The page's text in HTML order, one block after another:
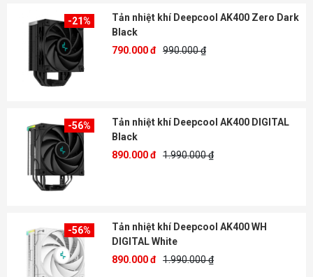
-21%
Tản nhiệt khí Deepcool AK400 Zero Dark
Black
790.000 đ 990.000 ₫
-56%
Tản nhiệt khí Deepcool AK400 DIGITAL
Black
890.000 đ 1.990.000 ₫
-56%
Tản nhiệt khí Deepcool AK400 WH
DIGITAL White
890.000 đ 1.990.000 ₫